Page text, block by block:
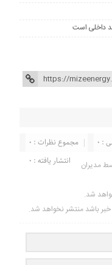
داخلی است
مجموع نظرات : 0
: 0
انتشار یافته : 0
مدیران
شد.
خبر باشد منتشر نخواهد شد.